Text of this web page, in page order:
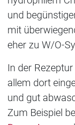
und
mit
eher zu W/O-
In der
allem dort
und gut
Zum Beispiel